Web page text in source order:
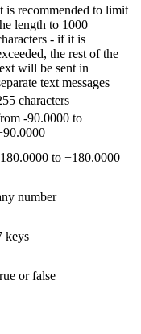
is recommended to limit
length to 1000
- if it is
the rest of the
will be sent in
text messages
characters
-90.0000 to
to +180.0000
number
keys
or false